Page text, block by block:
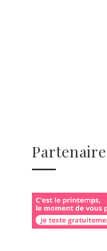
Partenaire